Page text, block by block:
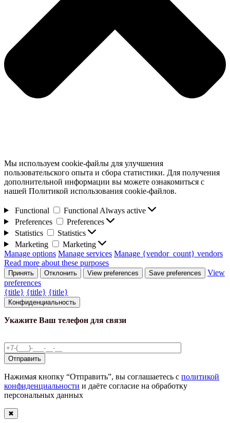
Мы используем cookie-файлы для улучшения
пользовательского опыта и сбора статистики. Для получения
дополнительной информации вы можете ознакомиться с
нашей Политикой использования cookie-файлов.
Functional Functional Always active
Preferences
Preferences
Statistics
Statistics
Marketing
Marketing
Manage options Manage services Manage {vendor_count} vendors
Read more about these purposes
Принять Отклонить View preferences Save preferences
View
preferences
{title} {title} {title}
Конфиденциальность
Укажите Ваш телефон для связи
Нажимая кнопку “Отправить”, вы соглашаетесь с политикой
конфиденциальности и даёте согласие на обработку
персональных данных
✖